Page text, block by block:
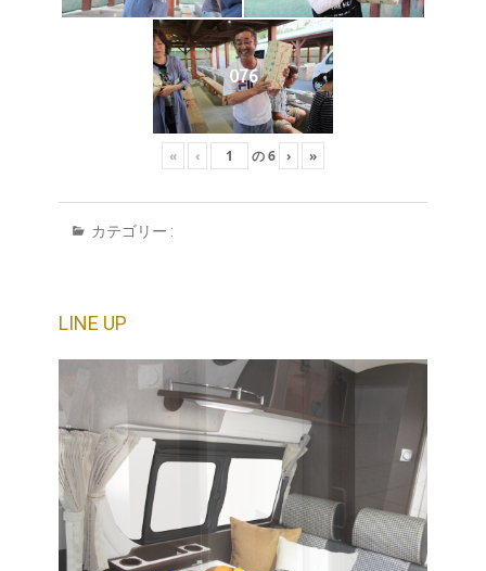
076
« ‹ の6 › »
カテゴリー :
LINE UP